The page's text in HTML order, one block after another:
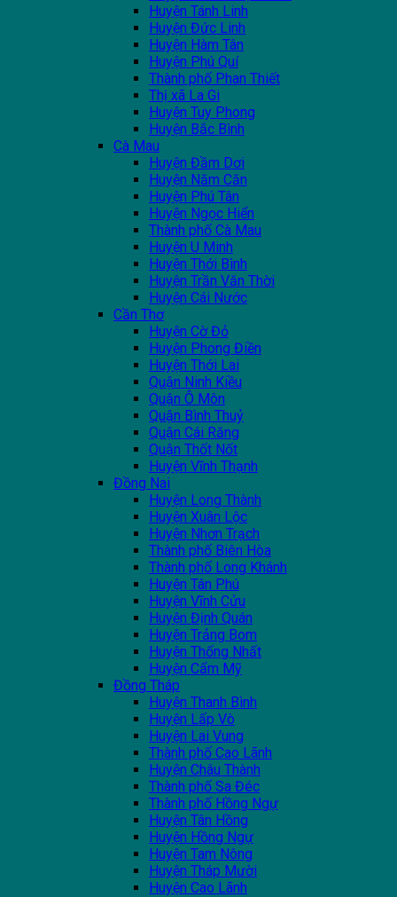
Huyện Tánh Linh
Huyện Đức Linh
Huyện Hàm Tân
Huyện Phú Quí
Thành phố Phan Thiết
Thị xã La Gi
Huyện Tuy Phong
Huyện Bắc Bình
Cà Mau
Huyện Đầm Dơi
Huyện Năm Căn
Huyện Phú Tân
Huyện Ngọc Hiển
Thành phố Cà Mau
Huyện U Minh
Huyện Thới Bình
Huyện Trần Văn Thời
Huyện Cái Nước
Cần Thơ
Huyện Cờ Đỏ
Huyện Phong Điền
Huyện Thới Lai
Quận Ninh Kiều
Quận Ô Môn
Quận Bình Thuỷ
Quận Cái Răng
Quận Thốt Nốt
Huyện Vĩnh Thạnh
Đồng Nai
Huyện Long Thành
Huyện Xuân Lộc
Huyện Nhơn Trạch
Thành phố Biên Hòa
Thành phố Long Khánh
Huyện Tân Phú
Huyện Vĩnh Cửu
Huyện Định Quán
Huyện Trảng Bom
Huyện Thống Nhất
Huyện Cẩm Mỹ
Đồng Tháp
Huyện Thanh Bình
Huyện Lấp Vò
Huyện Lai Vung
Thành phố Cao Lãnh
Huyện Châu Thành
Thành phố Sa Đéc
Thành phố Hồng Ngự
Huyện Tân Hồng
Huyện Hồng Ngự
Huyện Tam Nông
Huyện Tháp Mười
Huyện Cao Lãnh